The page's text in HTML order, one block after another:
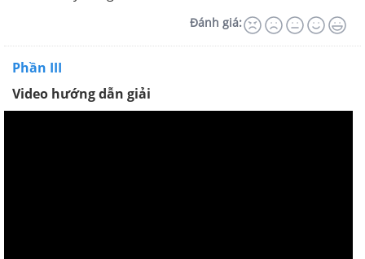
Đánh giá:
Phần III
Video hướng dẫn giải